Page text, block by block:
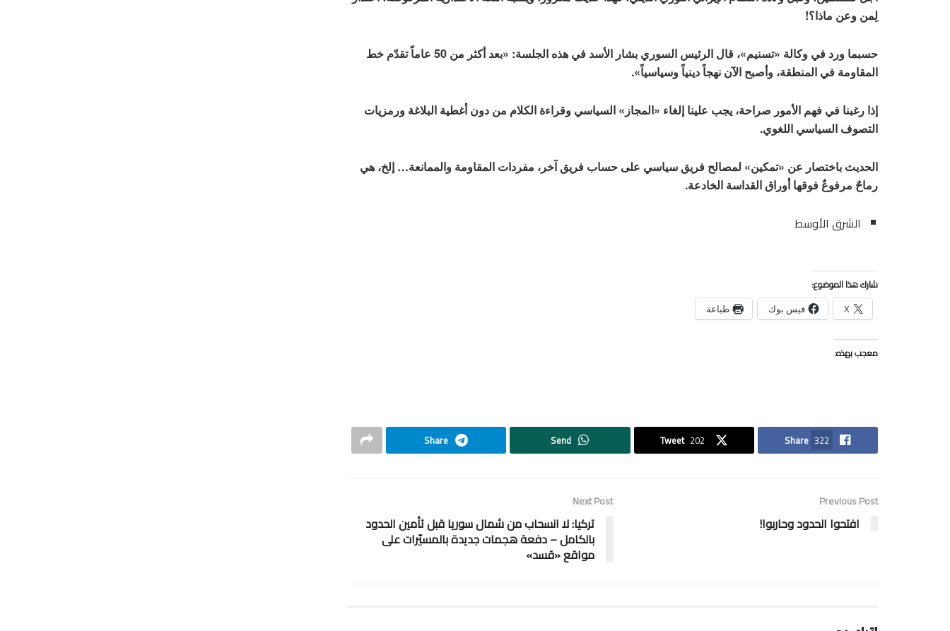
لِمن وعن ماذا؟!
حسبما ورد في وكالة «تسنيم»، قال الرئيس السوري بشار الأسد في هذه الجلسة: «بعد أكثر من 50 عاماً تقدّم خط
المقاومة في المنطقة، وأصبح الآن نهجاً دينياً وسياسياً».
إذا رغبنا في فهم الأمور صراحة، يجب علينا إلغاء «المجاز» السياسي وقراءة الكلام من دون أغطية البلاغة ورمزيات
التصوف السياسي اللغوي.
الحديث باختصار عن «تمكين» لمصالح فريق سياسي على حساب فريق آخر، مفردات المقاومة والممانعة… إلخ، هي
رماحٌ مرفوعٌ فوقها أوراق القداسة الخادعة.
الشرق الأوسط
شارك هذا الموضوع:
X فيس بوك طباعة
معجب بهذه:
Share 322
Tweet 202
Send
Share
Previous Post
افتحوا الحدود وحاربوا!
Next Post
تركيا: لا انسحاب من شمال سوريا قبل تأمين الحدود
بالكامل – دفعة هجمات جديدة بالمسيّرات على
مواقع «قسد»